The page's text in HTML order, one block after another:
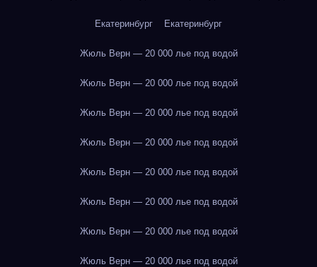
Екатеринбург Екатеринбург
Жюль Верн — 20 000 лье под водой
Жюль Верн — 20 000 лье под водой
Жюль Верн — 20 000 лье под водой
Жюль Верн — 20 000 лье под водой
Жюль Верн — 20 000 лье под водой
Жюль Верн — 20 000 лье под водой
Жюль Верн — 20 000 лье под водой
Жюль Верн — 20 000 лье под водой